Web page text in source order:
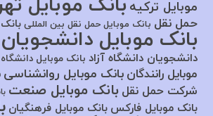
موبایل ترکیه
حمل نقل بانک موبایل حمل نقل بین المللی
بانک موبایل دانشجویان
دانشجویان دانشگاه آزاد بانک موبایل
موبایل رانندگان بانک موبایل روانشناسی
شرکت حمل نقل بانک موبایل صنعت
بانک موبایل فارکس بانک موبایل فرهنگیان